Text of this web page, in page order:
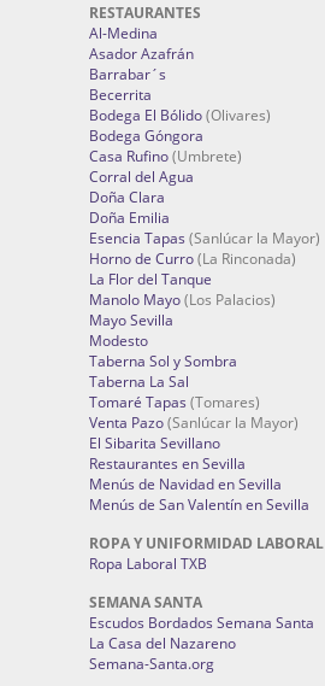
RESTAURANTES
Al-Medina
Asador Azafrán
Barrabar´s
Becerrita
Bodega El Bólido(Olivares)
Bodega Góngora
Casa Rufino(Umbrete)
Corral del Agua
Doña Clara
Doña Emilia
Esencia Tapas (Sanlúcar la Mayor)
Horno de Curro(La Rinconada)
La Flor del Tanque
Manolo Mayo(Los Palacios)
Mayo Sevilla
Modesto
Taberna Sol y Sombra
Taberna La Sal
Tomaré Tapas (Tomares)
Venta Pazo(Sanlúcar la Mayor)
El Sibarita Sevillano
Restaurantes en Sevilla
Menús de Navidad en Sevilla
Menús de San Valentín en Sevilla
ROPA Y UNIFORMIDAD LABORAL
Ropa Laboral TXB
SEMANA SANTA
Escudos Bordados Semana Santa
La Casa del Nazareno
Semana-Santa.org